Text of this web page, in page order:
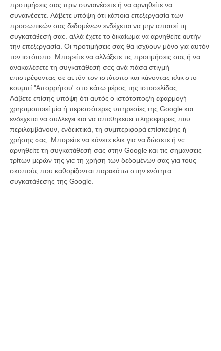
προτιμήσεις σας πριν συναινέσετε ή να αρνηθείτε να
συναινέσετε. Λάβετε υπόψη ότι κάποια επεξεργασία των
προσωπικών σας δεδομένων ενδέχεται να μην απαιτεί τη
συγκατάθεσή σας, αλλά έχετε το δικαίωμα να αρνηθείτε αυτήν
την επεξεργασία. Οι προτιμήσεις σας θα ισχύουν μόνο για αυτόν
τον ιστότοπο. Μπορείτε να αλλάξετε τις προτιμήσεις σας ή να
ανακαλέσετε τη συγκατάθεσή σας ανά πάσα στιγμή
επιστρέφοντας σε αυτόν τον ιστότοπο και κάνοντας κλικ στο
κουμπί "Απορρήτου" στο κάτω μέρος της ιστοσελίδας.
Λάβετε επίσης υπόψη ότι αυτός ο ιστότοπος/η εφαρμογή
χρησιμοποιεί μία ή περισσότερες υπηρεσίες της Google και
ενδέχεται να συλλέγει και να αποθηκεύει πληροφορίες που
περιλαμβάνουν, ενδεικτικά, τη συμπεριφορά επίσκεψης ή
χρήσης σας. Μπορείτε να κάνετε κλικ για να δώσετε ή να
αρνηθείτε τη συγκατάθεσή σας στην Google και τις σημάνσεις
τρίτων μερών της για τη χρήση των δεδομένων σας για τους
σκοπούς που καθορίζονται παρακάτω στην ενότητα
συγκατάθεσης της Google.
Τον ήρωα της ταινίας υποδύεται ο Αρης Σερβετάλης ενώ
πρωταγωνιστούν ακόμη οι Μάκης Παπαδημητρίου, Ελευθέριος
Ματθαίου, Νότα Τσερνιάφσκι, Σταύρος Ράπτης, Θανάσης Δήμου,
Χριστόφορος Σκαμνάκης και ο Γιάννης Μποσταντζόγλου.
Η Παραγωγή είναι της Beben Films (Παραγωγοί: Αμάντα Λιβανού και
Μπάμπης Μακρίδης), executive producers Πίτερ Κάρλτον, Χρήστος
Β. Κωνσταντακόπουλος, σε συμπαραγωγή με τους NOVA,
Feelgood Entertainment, Faliro House Productions, Top Cut,
Modiano S.A., Ντένη Ηλιάδη, Ευθύμη Φιλίππου, Γιάννη Χαλκιαδάκη,
Θύμιο Μπακατάκη, Γιώργο Παπαδημητρίου, Δημήτρη Παπαθωμά,
σε συνεργασία με τη Warp Films και με την υποστήριξη του
Ελληνικού Κέντρου Κινηματογράφου.
Η διεύθυνση φωτογραφίας είναι του Θύμιου Μπακατάκη, το μοντάζ
του Γιάννη Χαλκιαδάκη, η μουσική του Coti K, ο ήχος του Στέφανου
Ευθυμίου, το sound design και το μιξάζ του Kώστα Φυλακτίδη, τα
σκηνικά της Δάφνης Καλογιάννη, τα ρούχα του Δημήτρη